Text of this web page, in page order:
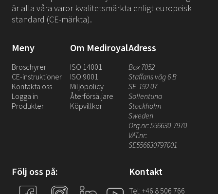
är alla våra varor kvalitetsmärkta enligt europeisk
standard (CE-märkta).
Meny
Broschyrer
CE-instruktioner
Kontakta oss
Logga in
Produkter
Om Mediroyal
ISO 14001
ISO 9001
Miljöpolicy
Återförsäljare
Köpvillkor
Adress
Box 7052
Staffans väg 6 B
SE-192 07
Sollentuna
Stockholm
Sweden
Org.nr: 556630-7970
VAT.nr:
SE556630797001
Följ oss på: Kontakt
Tel: +46 8 506 766